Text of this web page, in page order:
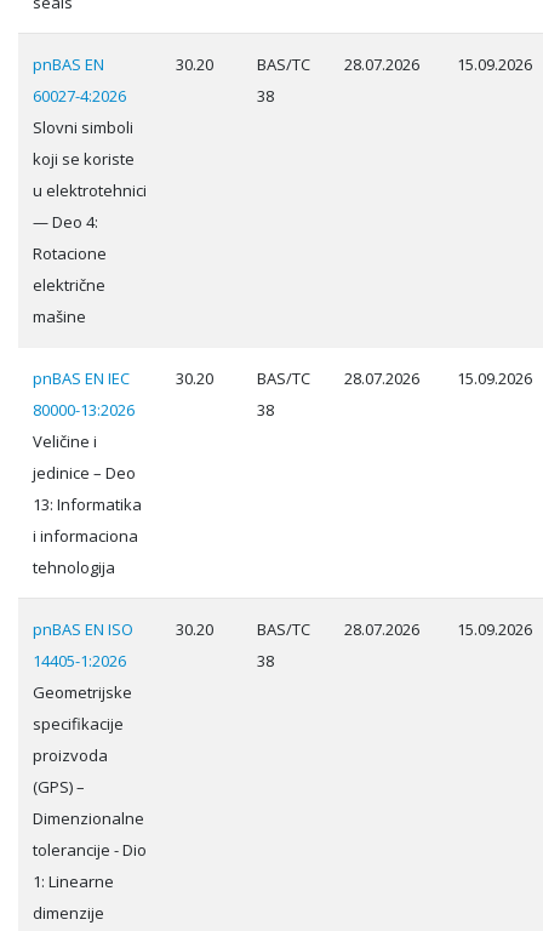
pnBAS EN
60027-4:2026
Slovni simboli
koji se koriste
u elektrotehnici
— Deo 4:
Rotacione
električne
mašine
30.20
BAS/TC
38
28.07.2026 15.09.2026
pnBAS EN IEC
80000-13:2026
Veličine i
jedinice – Deo
13: Informatika
i informaciona
tehnologija
30.20
BAS/TC
38
28.07.2026 15.09.2026
pnBAS EN ISO
14405-1:2026
Geometrijske
specifikacije
proizvoda
(GPS) –
Dimenzionalne
tolerancije - Dio
1: Linearne
dimenzije
30.20
BAS/TC
38
28.07.2026 15.09.2026